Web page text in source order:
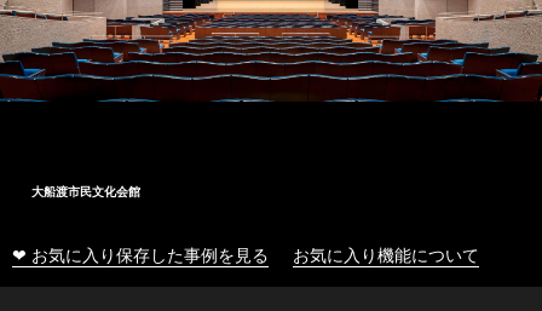
大船渡市民文化会館
❤ お気に入り保存した事例を見る お気に入り機能について